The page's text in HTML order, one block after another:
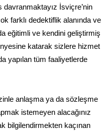
İsviçre’nin
farklı dedektiflik alanında ve
eğitimli ve kendini geliştirmiş
katarak sizlere hizmet
yapılan tüm faaliyetlerde
anlaşma ya da sözleşme
istemeyen alacağınız
bilgilendirmekten kaçınan